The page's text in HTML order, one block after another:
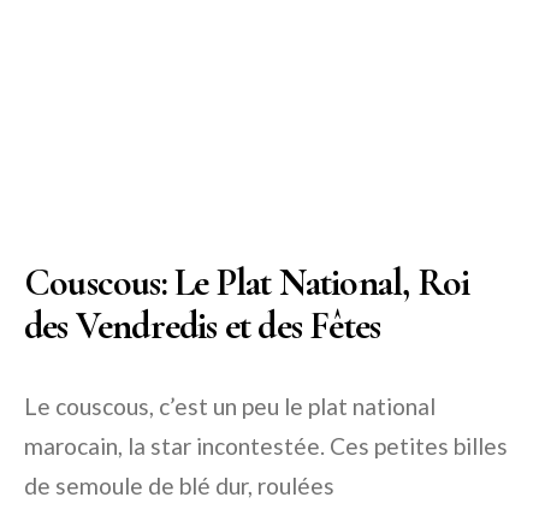
Couscous: Le Plat National, Roi
des Vendredis et des Fêtes
Le couscous, c’est un peu le plat national
marocain, la star incontestée. Ces petites billes
de semoule de blé dur, roulées